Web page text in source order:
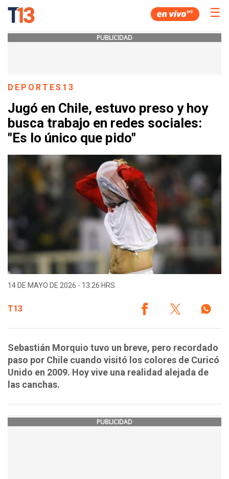
☰
PUBLICIDAD
DEPORTES13
Jugó en Chile, estuvo preso y hoy
busca trabajo en redes sociales:
"Es lo único que pido"
14 DE MAYO DE 2026 - 13:26 HRS.
T13
Sebastián Morquio tuvo un breve, pero recordado
paso por Chile cuando visitó los colores de Curicó
Unido en 2009. Hoy vive una realidad alejada de
las canchas.
PUBLICIDAD